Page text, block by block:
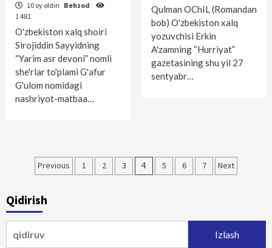
10 oy oldin Behzod
1 481
O'zbekiston xalq shoiri
Sirojiddin Sayyidning
“Yarim asr devoni” nomli
she'rlar to'plami G'afur
G'ulom nomidagi
nashriyot-matbaa…
Qulman OChIL (Romandan
bob) O'zbekiston xalq
yozuvchisi Erkin
A'zamning “Hurriyat”
gazetasining shu yil 27
sentyabr…
Maqolalar
harakatlanish
Previous 1 2 3 4 5 6 7 Next
Qidirish